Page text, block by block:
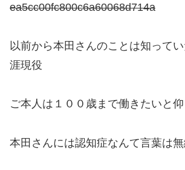
ea5cc00fc800c6a60068d714a
以前から本田さんのことは知って
涯現役
ご本人は１００歳まで働きたいと仰
本田さんには認知症なんて言葉は無